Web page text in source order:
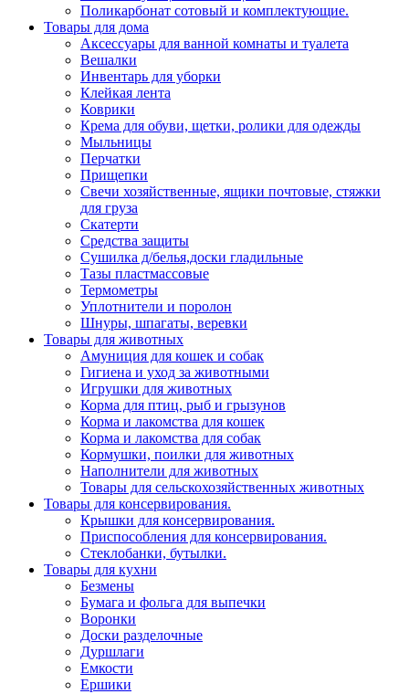
Поликарбонат сотовый и комплектующие.
Товары для дома
Аксессуары для ванной комнаты и туалета
Вешалки
Инвентарь для уборки
Клейкая лента
Коврики
Крема для обуви, щетки, ролики для одежды
Мыльницы
Перчатки
Прищепки
Свечи хозяйственные, ящики почтовые, стяжки
для груза
Скатерти
Средства защиты
Сушилка д/белья,доски гладильные
Тазы пластмассовые
Термометры
Уплотнители и поролон
Шнуры, шпагаты, веревки
Товары для животных
Амуниция для кошек и собак
Гигиена и уход за животными
Игрушки для животных
Корма для птиц, рыб и грызунов
Корма и лакомства для кошек
Корма и лакомства для собак
Кормушки, поилки для животных
Наполнители для животных
Товары для сельскохозяйственных животных
Товары для консервирования.
Крышки для консервирования.
Приспособления для консервирования.
Стеклобанки, бутылки.
Товары для кухни
Безмены
Бумага и фольга для выпечки
Воронки
Доски разделочные
Дуршлаги
Емкости
Ершики